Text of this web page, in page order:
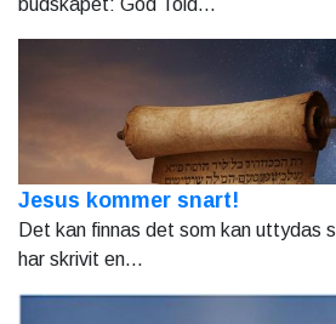
budskapet: God Told...
Jesus kommer snart!
Det kan finnas det som kan uttydas
har skrivit en...